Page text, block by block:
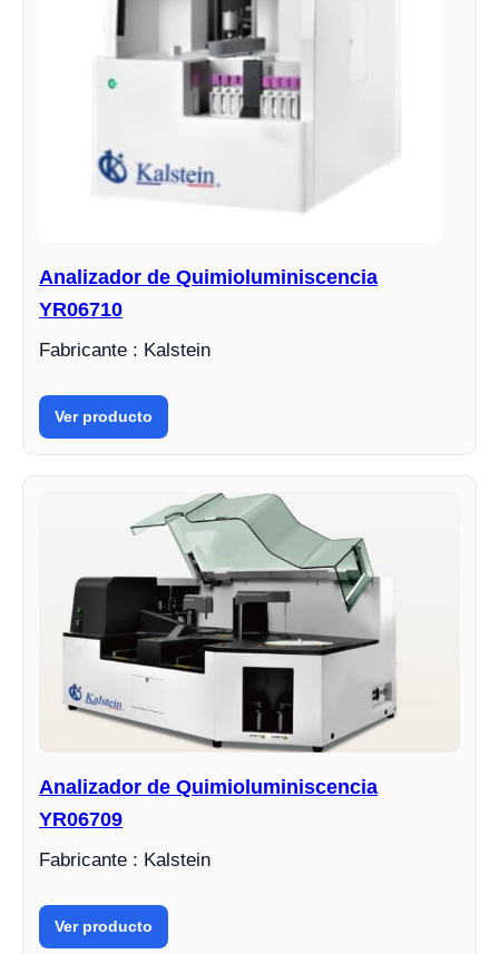
Analizador de Quimioluminiscencia
YR06710
Fabricante : Kalstein
Ver producto
Analizador de Quimioluminiscencia
YR06709
Fabricante : Kalstein
Ver producto